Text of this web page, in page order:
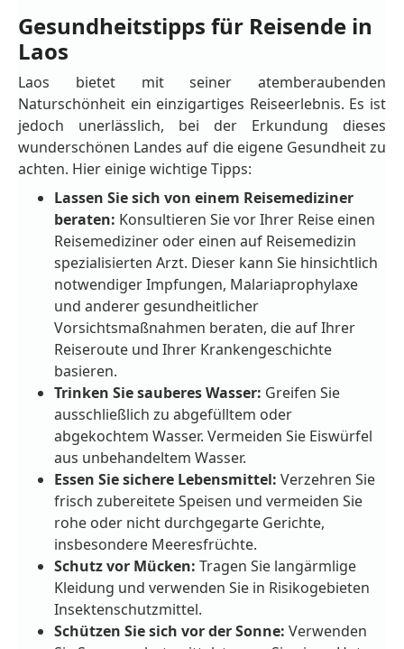
Gesundheitstipps für Reisende in
Laos
Laos bietet mit seiner atemberaubenden
Naturschönheit ein einzigartiges Reiseerlebnis. Es ist
jedoch unerlässlich, bei der Erkundung dieses
wunderschönen Landes auf die eigene Gesundheit zu
achten. Hier einige wichtige Tipps:
Lassen Sie sich von einem Reisemediziner
beraten: Konsultieren Sie vor Ihrer Reise einen
Reisemediziner oder einen auf Reisemedizin
spezialisierten Arzt. Dieser kann Sie hinsichtlich
notwendiger Impfungen, Malariaprophylaxe
und anderer gesundheitlicher
Vorsichtsmaßnahmen beraten, die auf Ihrer
Reiseroute und Ihrer Krankengeschichte
basieren.
Trinken Sie sauberes Wasser: Greifen Sie
ausschließlich zu abgefülltem oder
abgekochtem Wasser. Vermeiden Sie Eiswürfel
aus unbehandeltem Wasser.
Essen Sie sichere Lebensmittel: Verzehren Sie
frisch zubereitete Speisen und vermeiden Sie
rohe oder nicht durchgegarte Gerichte,
insbesondere Meeresfrüchte.
Schutz vor Mücken: Tragen Sie langärmlige
Kleidung und verwenden Sie in Risikogebieten
Insektenschutzmittel.
Schützen Sie sich vor der Sonne: Verwenden